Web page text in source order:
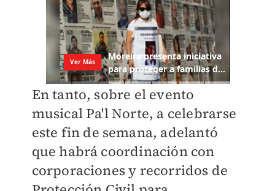
En tanto, sobre el evento
musical Pa'l Norte, a celebrarse
este fin de semana, adelantó
que habrá coordinación con
corporaciones y recorridos de